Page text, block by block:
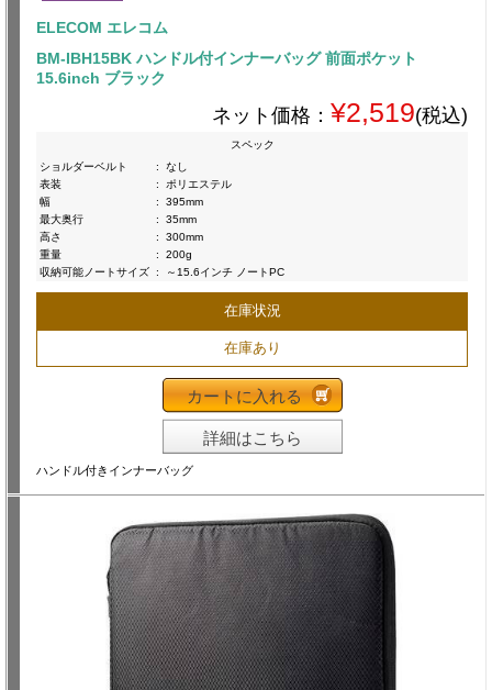
ELECOM エレコム
BM-IBH15BK ハンドル付インナーバッグ 前面ポケット
15.6inch ブラック
ネット価格： ¥2,519(税込)
スペック
ショルダーベルト
:
なし
表装
:
ポリエステル
幅
:
395mm
最大奥行
:
35mm
高さ
:
300mm
重量
:
200g
収納可能ノートサイズ : ～15.6インチ ノートPC
在庫状況
在庫あり
カートに入れる
詳細はこちら
ハンドル付きインナーバッグ